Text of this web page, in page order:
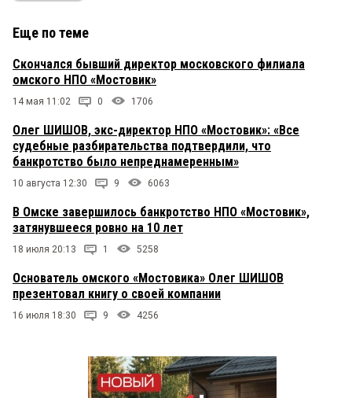
Еще по теме
Скончался бывший директор московского филиала
омского НПО «Мостовик»
14 мая 11:02 0 1706
Олег ШИШОВ, экс-директор НПО «Мостовик»: «Все
судебные разбирательства подтвердили, что
банкротство было непреднамеренным»
10 августа 12:30 9 6063
В Омске завершилось банкротство НПО «Мостовик»,
затянувшееся ровно на 10 лет
18 июля 20:13 1 5258
Основатель омского «Мостовика» Олег ШИШОВ
презентовал книгу о своей компании
16 июля 18:30 9 4256